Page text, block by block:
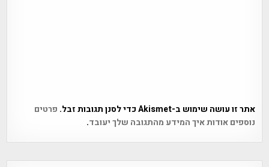
אתר זו עושה שימוש ב-Akismet כדי לסנן תגובות זבל.
פרטים
נוספים אודות איך המידע מהתגובה שלך יעובד.